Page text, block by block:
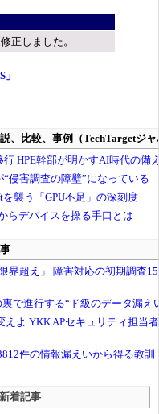
正しました。
着記事